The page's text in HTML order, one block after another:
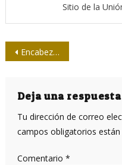
Sitio de la
Navegación
entradas
Encabezaron Raúl y Díaz-Canel acto por el 1ro. de Mayo en La Habana
Deja una respuesta
Tu dirección de correo
campos obligatorios
Comentario *